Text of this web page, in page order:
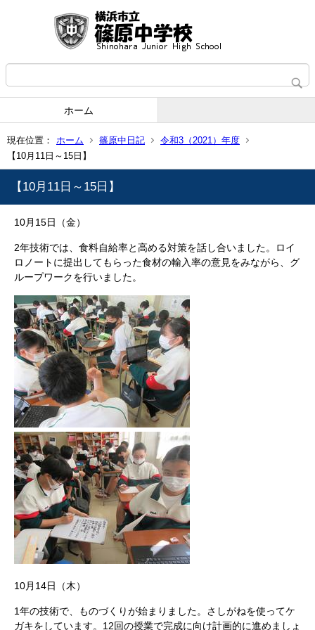
ホーム
現在位置： ホーム 篠原中日記
令和3（2021）年度
【10月11日～15日】
【10月11日～15日】
10月15日（金）
2年技術では、食料自給率と高める対策を話し合いました。ロイ
ロノートに提出してもらった食材の輸入率の意見をみながら、グ
ループワークを行いました。
10月14日（木）
1年の技術で、ものづくりが始まりました。さしがねを使ってケ
ガキをしています。12回の授業で完成に向け計画的に進めましょ